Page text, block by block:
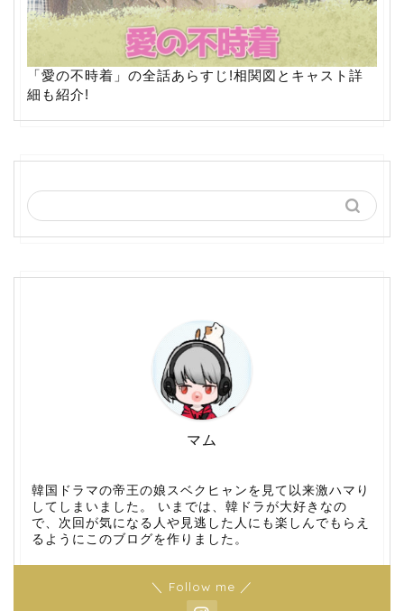
「愛の不時着」の全話あらすじ!相関図とキャスト詳
細も紹介!
マム
韓国ドラマの帝王の娘スベクヒャンを見て以来激ハマり
してしまいました。 いまでは、韓ドラが大好きなの
で、次回が気になる人や見逃した人にも楽しんでもらえ
るようにこのブログを作りました。
＼ Follow me ／